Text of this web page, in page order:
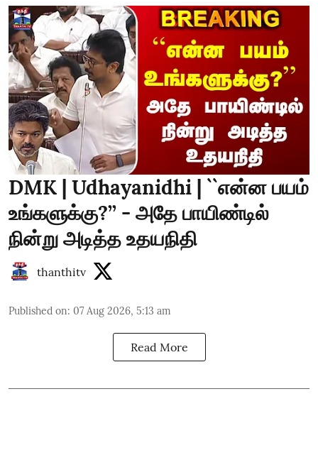
DMK | Udhayanidhi | ``என்ன பயம்
உங்களுக்கு?’’ - அதே பாயிண்டில்
நின்று அடித்த உதயநிதி
thanthitv
Published on: 07 Aug 2026, 5:13 am
Read More